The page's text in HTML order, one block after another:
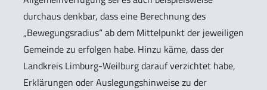
durchaus denkbar, dass eine Berechnung des
„Bewegungsradius“ ab dem Mittelpunkt der jeweiligen
Gemeinde zu erfolgen habe. Hinzu käme, dass der
Landkreis Limburg-Weilburg darauf verzichtet habe,
Erklärungen oder Auslegungshinweise zu der